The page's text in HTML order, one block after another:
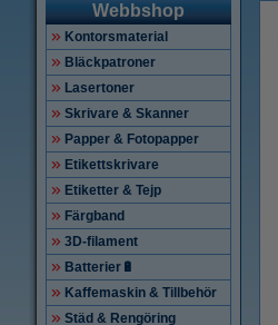
Webbshop
Kontorsmaterial
Bläckpatroner
Lasertoner
Skrivare & Skanner
Papper & Fotopapper
Etikettskrivare
Etiketter & Tejp
Färgband
3D-filament
Batterier🔋
Kaffemaskin & Tillbehör
Städ & Rengöring